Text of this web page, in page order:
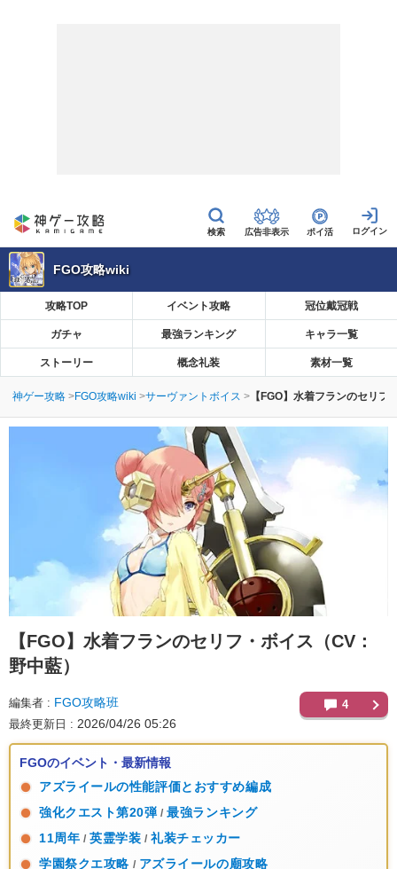
広告非表示 ポイ活
FGO攻略wiki
攻略TOP イベント攻略 冠位戴冠戦
ガチャ 最強ランキング キャラ一覧
ストーリー 概念礼装 素材一覧
神ゲー攻略 FGO攻略wiki サーヴァントボイス 【FGO】水着フランのセリ
【FGO】 水着フランのセリフ・ボイス（CV：
野中藍）
編集者 FGO攻略班
最終更新日 2026/04/26 05:26
4
FGOのイベント・最新情報
アズライールの性能評価とおすすめ編成
強化クエスト第20弾 / 最強ランキング
11周年 / 英霊学装 / 礼装チェッカー
学園祭クエ攻略 / アズライールの廟攻略